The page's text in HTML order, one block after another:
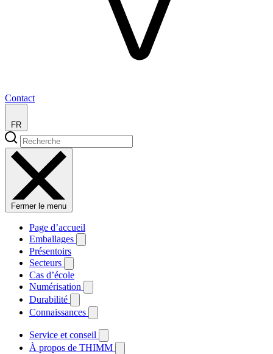
Contact
FR
Fermer le menu
Page d’accueil
Emballages
Présentoirs
Secteurs
Cas d’école
Numérisation
Durabilité
Connaissances
Service et conseil
À propos de THIMM